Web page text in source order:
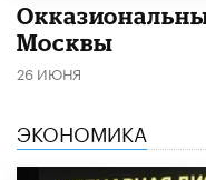
Москвы
26 ИЮНЯ
ЭКОНОМИКА